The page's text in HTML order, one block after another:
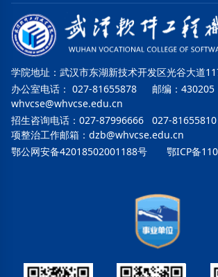
学院地址：武汉市东湖新技术开发区光谷大道
办公室电话： 027-81655878 邮编：
whvcse@whvcse.edu.cn
招生咨询电话：027-87996666 027-
项整治工作邮箱：dzb@whvcse.edu.cn
鄂公网安备42018502001188号
鄂ICP备